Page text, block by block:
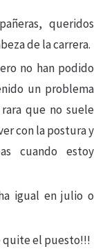
queridos
de la carrera.
no han podido
un problema
que no suele
con la postura y
cuando estoy
igual en julio o
quite el puesto!!!